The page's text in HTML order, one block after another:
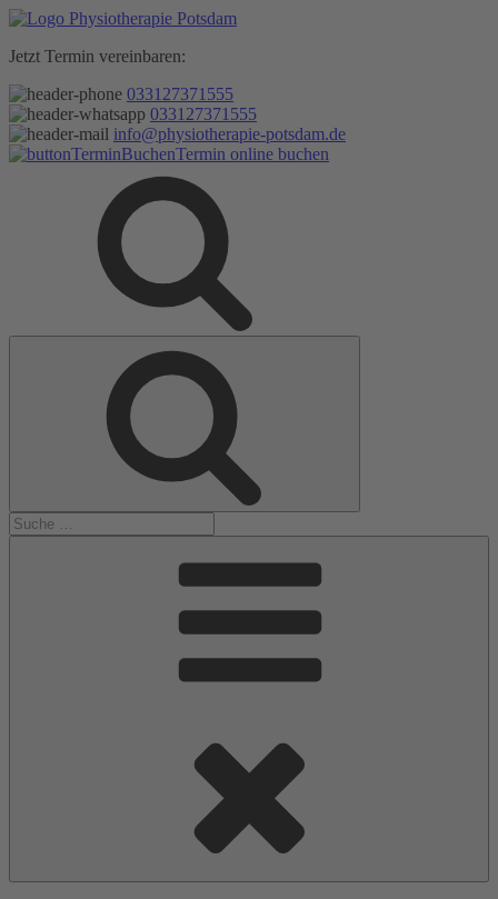
Zum
springen
Jetzt Termin vereinbaren:
033127371555
033127371555
info@physiotherapie-potsdam.de
Termin online buchen